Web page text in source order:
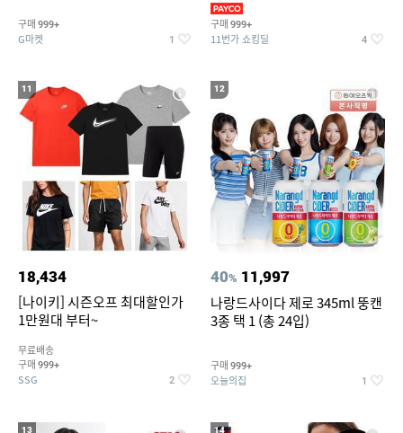
구매 999+
G마켓 1
구매 999+
11번가 쇼킹딜 4
11
18,434
[나이키] 시즌오프 최대할인가
1만원대 부터~
무료배송
구매 999+
SSG 2
12
40% 11,997
나랑드사이다 제로 345ml 뚱캔
3종 택 1 (총 24입)
구매 999+
오늘의집 1
13 14